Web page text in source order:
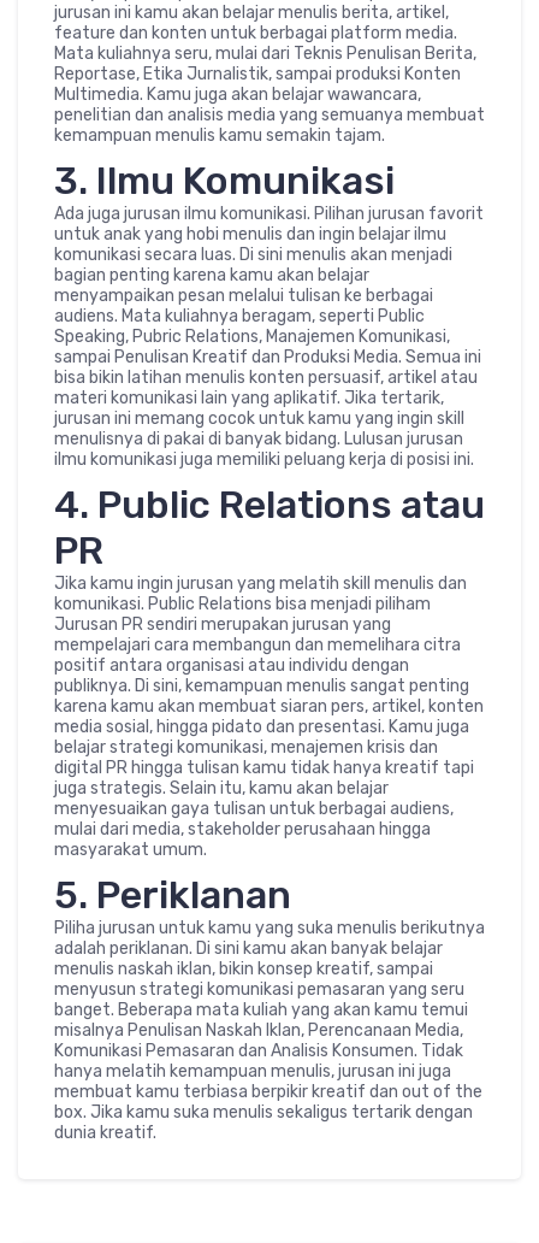
jurusan ini kamu akan belajar menulis berita, artikel,
feature dan konten untuk berbagai platform media.
Mata kuliahnya seru, mulai dari Teknis Penulisan Berita,
Reportase, Etika Jurnalistik, sampai produksi Konten
Multimedia. Kamu juga akan belajar wawancara,
penelitian dan analisis media yang semuanya membuat
kemampuan menulis kamu semakin tajam.
3. Ilmu Komunikasi
Ada juga jurusan ilmu komunikasi. Pilihan jurusan favorit
untuk anak yang hobi menulis dan ingin belajar ilmu
komunikasi secara luas. Di sini menulis akan menjadi
bagian penting karena kamu akan belajar
menyampaikan pesan melalui tulisan ke berbagai
audiens. Mata kuliahnya beragam, seperti Public
Speaking, Pubric Relations, Manajemen Komunikasi,
sampai Penulisan Kreatif dan Produksi Media. Semua ini
bisa bikin latihan menulis konten persuasif, artikel atau
materi komunikasi lain yang aplikatif. Jika tertarik,
jurusan ini memang cocok untuk kamu yang ingin skill
menulisnya di pakai di banyak bidang. Lulusan jurusan
ilmu komunikasi juga memiliki peluang kerja di posisi ini.
4. Public Relations atau
PR
Jika kamu ingin jurusan yang melatih skill menulis dan
komunikasi. Public Relations bisa menjadi piliham
Jurusan PR sendiri merupakan jurusan yang
mempelajari cara membangun dan memelihara citra
positif antara organisasi atau individu dengan
publiknya. Di sini, kemampuan menulis sangat penting
karena kamu akan membuat siaran pers, artikel, konten
media sosial, hingga pidato dan presentasi. Kamu juga
belajar strategi komunikasi, menajemen krisis dan
digital PR hingga tulisan kamu tidak hanya kreatif tapi
juga strategis. Selain itu, kamu akan belajar
menyesuaikan gaya tulisan untuk berbagai audiens,
mulai dari media, stakeholder perusahaan hingga
masyarakat umum.
5. Periklanan
Piliha jurusan untuk kamu yang suka menulis berikutnya
adalah periklanan. Di sini kamu akan banyak belajar
menulis naskah iklan, bikin konsep kreatif, sampai
menyusun strategi komunikasi pemasaran yang seru
banget. Beberapa mata kuliah yang akan kamu temui
misalnya Penulisan Naskah Iklan, Perencanaan Media,
Komunikasi Pemasaran dan Analisis Konsumen. Tidak
hanya melatih kemampuan menulis, jurusan ini juga
membuat kamu terbiasa berpikir kreatif dan out of the
box. Jika kamu suka menulis sekaligus tertarik dengan
dunia kreatif.